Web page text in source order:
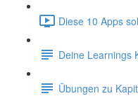
Diese 10 Apps
Deine Learnings
Übungen zu